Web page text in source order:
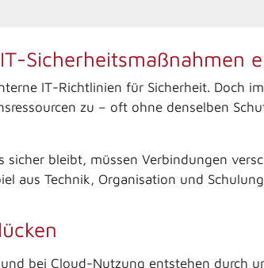
Sicherheitsmaßnahmen
IT-Richtlinien für Sicherheit. Doch
zu – oft ohne denselben
bleibt, müssen Verbindungen
aus Technik, Organisation und
bei Cloud-Nutzung entstehen durch